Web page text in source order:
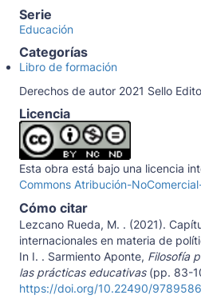
Serie
Educación
Categorías
Libro de formación
Derechos de autor 2021 Sello
Licencia
Esta obra está bajo una licencia
Commons Atribución-
Cómo citar
Lezcano Rueda, M. . (2021).
internacionales en materia de
In I. . Sarmiento Aponte, Filosofía
las prácticas educativas(pp. 83-
https://doi.org/10.22490/